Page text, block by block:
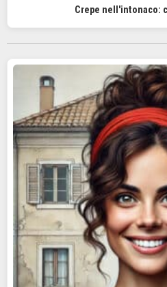
Crepe nell'intonaco: